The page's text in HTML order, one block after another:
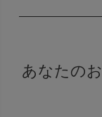
あなたの